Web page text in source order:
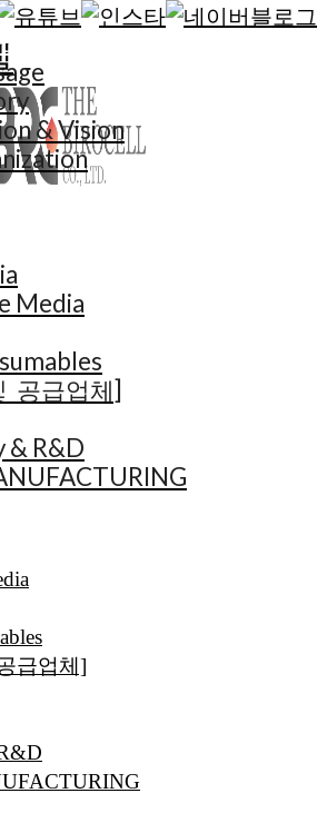
급업체]
& Vision
Media
공급업체]
& R&D